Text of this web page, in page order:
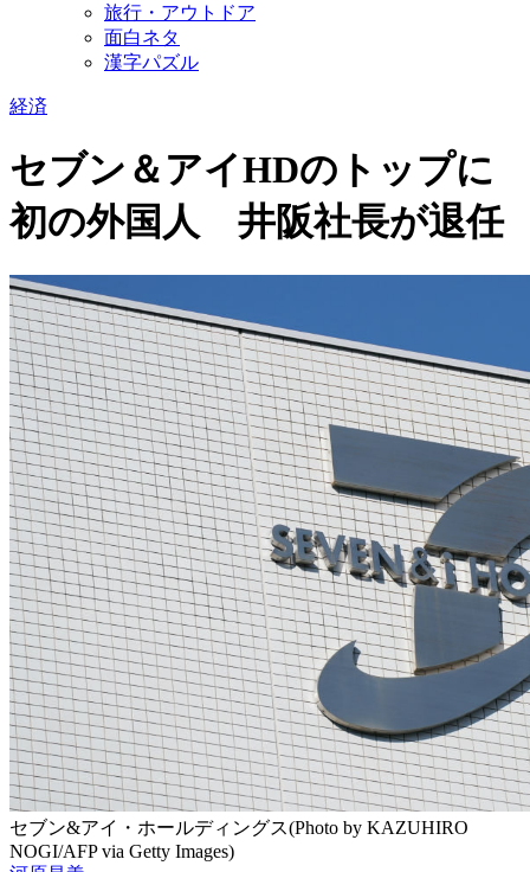
旅行・アウトドア
面白ネタ
漢字パズル
経済
セブン＆アイHDのトップに
初の外国人 井阪社長が退任
セブン&アイ・ホールディングス(Photo by KAZUHIRO
NOGI/AFP via Getty Images)